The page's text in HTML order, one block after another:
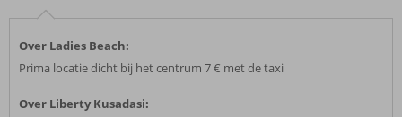
Over Ladies Beach:
Prima locatie dicht bij het centrum 7 € met de taxi
Over Liberty Kusadasi: